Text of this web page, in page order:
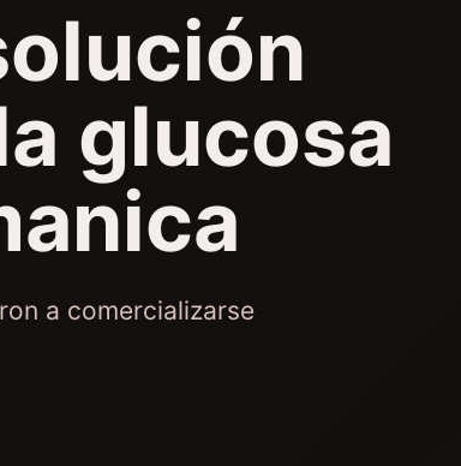
glucosa
a comercializarse